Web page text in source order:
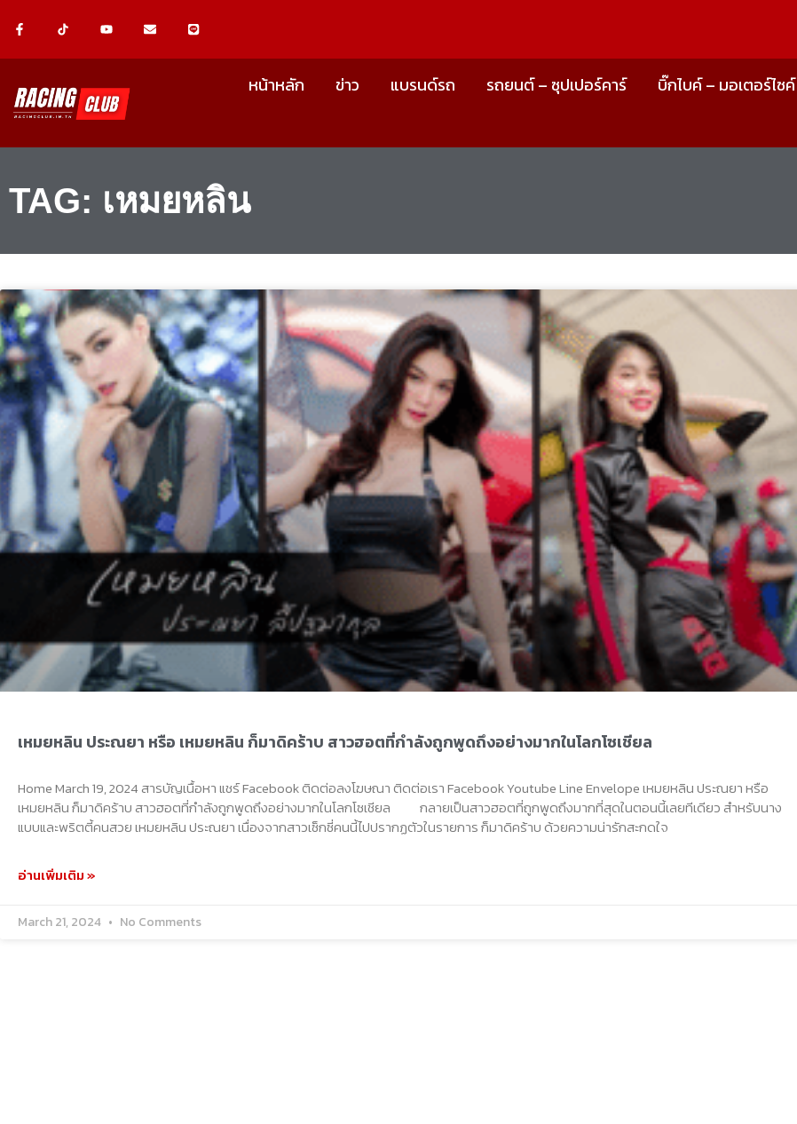
a
c
b
o
k
-
o
u
u
e
n
v
l
i
n
หน้าหลัก ข่าว แบรนด์รถ รถยนต์ – ซุปเปอร์คาร์ บิ๊กไบค์ – มอเตอร์ไซค์
TAG: เหมยหลิน
เหมยหลิน ประณยา หรือ เหมยหลิน ก็มาดิคร้าบ สาวฮอตที่กำลังถูกพูดถึงอย่างมากในโลกโซเชียล
Home March 19, 2024 สารบัญเนื้อหา แชร์ Facebook ติดต่อลงโฆษณา ติดต่อเรา Facebook Youtube Line Envelope เหมยหลิน ประณยา หรือ
เหมยหลิน ก็มาดิคร้าบ สาวฮอตที่กำลังถูกพูดถึงอย่างมากในโลกโซเชียล กลายเป็นสาวฮอตที่ถูกพูดถึงมากที่สุดในตอนนี้เลยทีเดียว สำหรับนาง
แบบและพริตตี้คนสวย เหมยหลิน ประณยา เนื่องจากสาวเซ็กซี่คนนี้ไปปรากฏตัวในรายการ ก็มาดิคร้าบ ด้วยความน่ารักสะกดใจ
อ่านเพิ่มเติม »
March 21, 2024 No Comments